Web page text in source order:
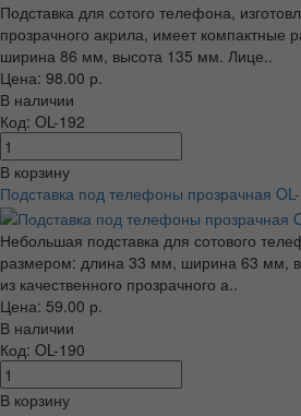
Подставка для сотого телефона,
прозрачного акрила, имеет компактные
ширина 86 мм, высота 135 мм. Лице..
Цена: 98.00 р.
В наличии
Код: OL-192
В корзину
Подставка под телефоны прозрачная
Небольшая подставка для сотового
размером: длина 33 мм, ширина 63 мм,
из качественного прозрачного а..
Цена: 59.00 р.
В наличии
Код: OL-190
В корзину